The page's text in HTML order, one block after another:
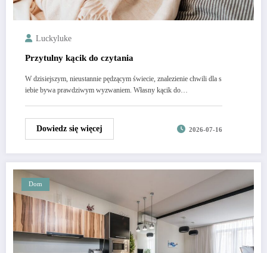
Luckyluke
Przytulny kącik do czytania
W dzisiejszym, nieustannie pędzącym świecie, znalezienie chwili dla s
iebie bywa prawdziwym wyzwaniem. Własny kącik do…
Dowiedz się więcej 2026-07-16
Dom